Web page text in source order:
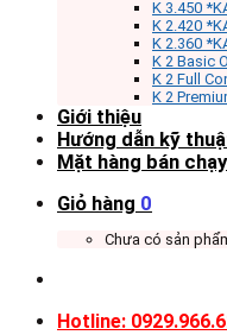
K 3.450
K 2.420
K 2.360
K 2 Basic
K 2 Full
K 2
Giới thiệu
Hướng dẫn kỹ
Mặt hàng bán chạy
Giỏ hàng 0
Chưa có sản
Hotline: